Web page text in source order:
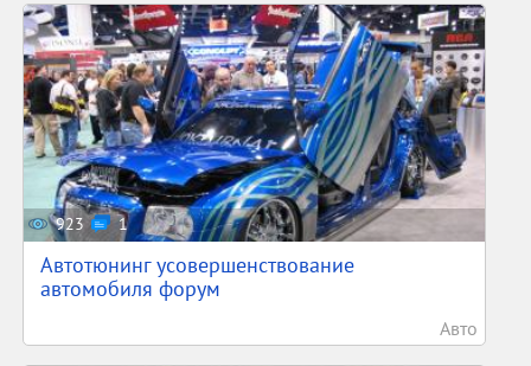
923 1
Автотюнинг усовершенствование
автомобиля форум
Авто